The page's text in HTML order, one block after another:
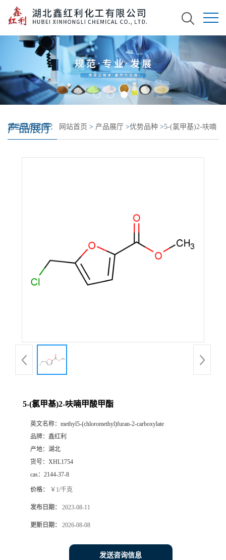
产品展厅
您当前的位置： 网站首页 > 产品展厅 >优势品种 >5-(氯甲基)2-呋喃
5-(氯甲基)2-呋喃甲酸甲酯
英文名称： methyl5-(chloromethyl)furan-2-carboxylate
品牌： 鑫红利
产地： 湖北
货号： XHL1754
cas： 2144-37-8
价格： ￥1/千克
发布日期： 2023-08-11
更新日期： 2026-08-08
发送咨询信息